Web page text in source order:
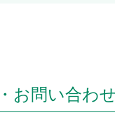
お問い合わせ